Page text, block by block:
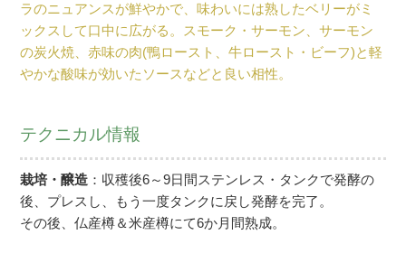
ラのニュアンスが鮮やかで、味わいには熟したベリーがミ
ックスして口中に広がる。スモーク・サーモン、サーモン
の炭火焼、赤味の肉(鴨ロースト、牛ロースト・ビーフ)と軽
やかな酸味が効いたソースなどと良い相性。
テクニカル情報
栽培・醸造 ：収穫後6～9日間ステンレス・タンクで発酵の
後、プレスし、もう一度タンクに戻し発酵を完了。
その後、仏産樽＆米産樽にて6か月間熟成。